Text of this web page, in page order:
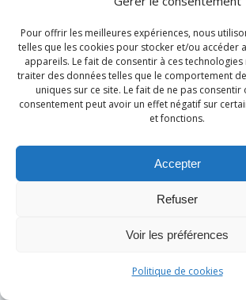
Pour offrir les meilleures expériences, nous
telles que les cookies pour stocker et/ou accéder
appareils. Le fait de consentir à ces
traiter des données telles que le comportement
uniques sur ce site. Le fait de ne pas
consentement peut avoir un effet négatif sur
et fonctions.
Accepter
Refuser
Voir les préférences
Politique de cookies
précède est
perte de
Faux
Vrai